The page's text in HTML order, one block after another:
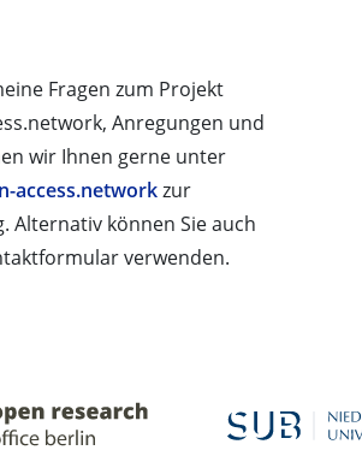
Fragen zum Projekt
Anregungen und
wir Ihnen gerne unter
access.networkzur
Alternativ können Sie auch
verwenden.